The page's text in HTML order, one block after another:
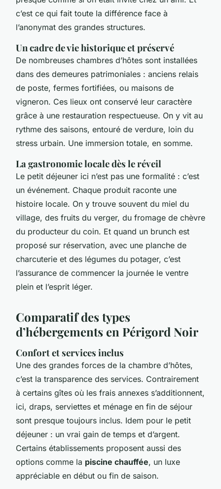
c’est ce qui fait toute la différence face à
l’anonymat des grandes structures.
Un cadre de vie historique et préservé
De nombreuses chambres d’hôtes sont installées
dans des demeures patrimoniales : anciens relais
de poste, fermes fortifiées, ou maisons de
vigneron. Ces lieux ont conservé leur caractère
grâce à une restauration respectueuse. On y vit au
rythme des saisons, entouré de verdure, loin du
stress urbain. Une immersion totale, en somme.
La gastronomie locale dès le réveil
Le petit déjeuner ici n’est pas une formalité : c’est
un événement. Chaque produit raconte une
histoire locale. On y trouve souvent du miel du
village, des fruits du verger, du fromage de chèvre
du producteur du coin. Et quand un brunch est
proposé sur réservation, avec une planche de
charcuterie et des légumes du potager, c’est
l’assurance de commencer la journée le ventre
plein et l’esprit léger.
Comparatif des types
d’hébergements en Périgord Noir
Confort et services inclus
Une des grandes forces de la chambre d’hôtes,
c’est la transparence des services. Contrairement
à certains gîtes où les frais annexes s’additionnent,
ici, draps, serviettes et ménage en fin de séjour
sont presque toujours inclus. Idem pour le petit
déjeuner : un vrai gain de temps et d’argent.
Certains établissements proposent aussi des
options comme la piscine chauffée, un luxe
appréciable en début ou fin de saison.